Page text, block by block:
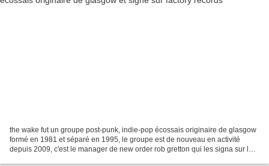
the wake fut un groupe post-punk, indie-pop écossais originaire de glasgow
formé en 1981 et séparé en 1995, le groupe est de nouveau en activité
depuis 2009, c'est le manager de new order rob gretton qui les signa sur le